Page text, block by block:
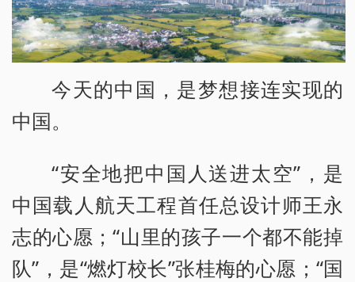
今天的中国，是梦想接连实现的
中国。
“安全地把中国人送进太空”，是
中国载人航天工程首任总设计师王永
志的心愿；“山里的孩子一个都不能掉
队”，是“燃灯校长”张桂梅的心愿；“国